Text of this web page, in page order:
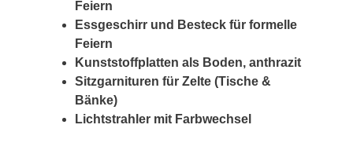
Feiern
Essgeschirr und Besteck für formelle
Feiern
Kunststoffplatten als Boden, anthrazit
Sitzgarnituren für Zelte (Tische &
Bänke)
Lichtstrahler mit Farbwechsel